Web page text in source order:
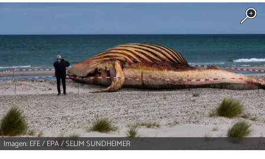
Imagen: EFE / EPA / SELIM SUNDHEIMER